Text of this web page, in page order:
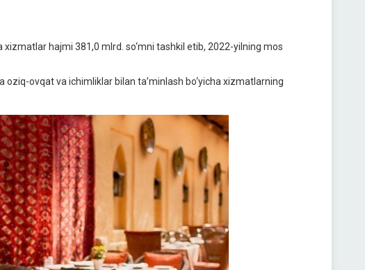
hajmi 381,0 mlrd. so‘mni tashkil etib, 2022-yilning mos
ovqat va ichimliklar bilan ta’minlash bo‘yicha xizmatlarning